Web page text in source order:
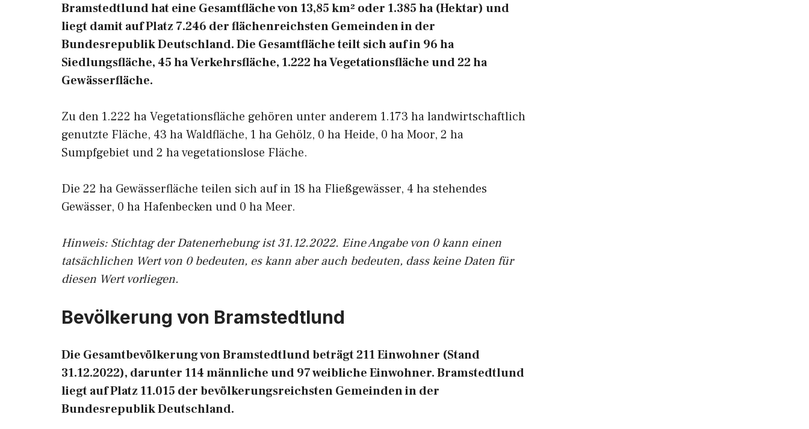
Bramstedtlund hat eine Gesamtfläche von 13,85 km² oder 1.385 ha (Hektar) und
liegt damit auf Platz 7.246 der flächenreichsten Gemeinden in der
Bundesrepublik Deutschland. Die Gesamtfläche teilt sich auf in 96 ha
Siedlungsfläche, 45 ha Verkehrsfläche, 1.222 ha Vegetationsfläche und 22 ha
Gewässerfläche.
Zu den 1.222 ha Vegetationsfläche gehören unter anderem 1.173 ha landwirtschaftlich
genutzte Fläche, 43 ha Waldfläche, 1 ha Gehölz, 0 ha Heide, 0 ha Moor, 2 ha
Sumpfgebiet und 2 ha vegetationslose Fläche.
Die 22 ha Gewässerfläche teilen sich auf in 18 ha Fließgewässer, 4 ha stehendes
Gewässer, 0 ha Hafenbecken und 0 ha Meer.
Hinweis: Stichtag der Datenerhebung ist 31.12.2022. Eine Angabe von 0 kann einen
tatsächlichen Wert von 0 bedeuten, es kann aber auch bedeuten, dass keine Daten für
diesen Wert vorliegen.
Bevölkerung von Bramstedtlund
Die Gesamtbevölkerung von Bramstedtlund beträgt 211 Einwohner (Stand
31.12.2022), darunter 114 männliche und 97 weibliche Einwohner. Bramstedtlund
liegt auf Platz 11.015 der bevölkerungsreichsten Gemeinden in der
Bundesrepublik Deutschland.